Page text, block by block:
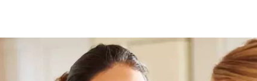
TESTIMONIALS
CONTACT US